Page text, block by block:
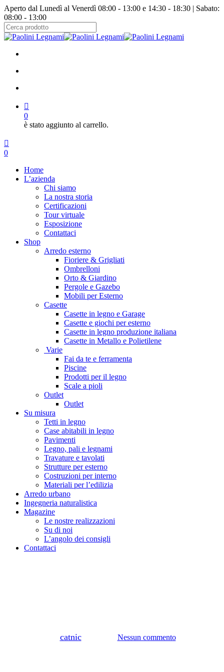
Salta
al
contenuto
principale
Aperto dal Lunedì al Venerdì 08:00 - 13:00 e 14:30 - 18:30 | Sabato:
08:00 - 13:00
Chiudi
0
è stato aggiunto al carrello.
Menu
cerca
account
0
Home
L’azienda
Chi siamo
La nostra storia
Certificazioni
Tour virtuale
Esposizione
Contattaci
Shop
Arredo esterno
Fioriere & Grigliati
Ombrelloni
Orto & Giardino
Pergole e Gazebo
Mobili per Esterno
Casette
Casette in legno e Garage
Casette e giochi per esterno
Casette in legno produzione italiana
Casette in Metallo e Polietilene
Varie
Fai da te e ferramenta
Piscine
Prodotti per il legno
Scale a pioli
Outlet
Outlet
Su misura
Tetti in legno
Case abitabili in legno
Pavimenti
Legno, pali e legnami
Travature e tavolati
Strutture per esterno
Costruzioni per interno
Materiali per l’edilizia
Arredo urbano
Ingegneria naturalistica
Magazine
Le nostre realizzazioni
Su di noi
L’angolo dei consigli
Contattaci
catnic19/05/2026 Nessun commento